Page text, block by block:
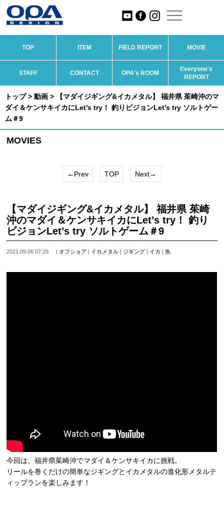
TOP ITEM FIELD REPORT MOVIE
STAFF CONTACT OPA's ROOM
Everyone's
REPORT
トップ> 動画 > 【マダイジギング&イカメタル】 福井県 茱崎沖のマ
ダイ＆ケンサキイカにLet’s try！ 釣りビジョンLet’s try ソルトゲー
ム＃9
MOVIES
←Prev TOP Next→
【マダイジギング&イカメタル】 福井県 茱崎
沖のマダイ＆ケンサキイカにLet’s try！ 釣り
ビジョンLet’s try ソルトゲーム＃9
2021.09.06 07:29 | オフショア | イカメタル | ジギング | イカ |魚
今回は、福井県茱崎沖でマダイ＆ケンサキイカに挑戦。
リールを巻くだけの簡単なジギングとイカメタルの進化形メタルテ
ィップランを楽しみます！